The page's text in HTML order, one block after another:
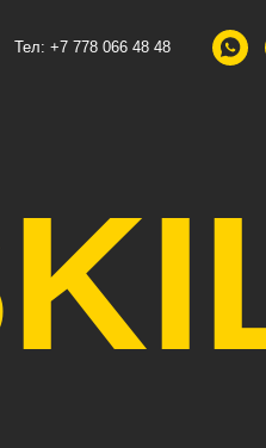
Тел: +7 778 066 48 48